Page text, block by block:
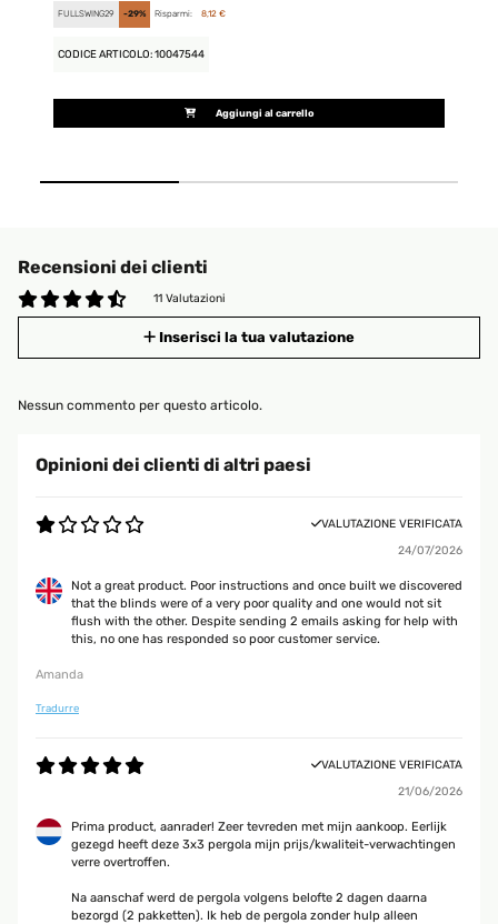
FULLSWING29 -29% Risparmi: 8,12 €
CODICE ARTICOLO: 10047544
Aggiungi al carrello
Recensioni dei clienti
11 Valutazioni
Inserisci la tua valutazione
Nessun commento per questo articolo.
Opinioni dei clienti di altri paesi
VALUTAZIONE VERIFICATA
24/07/2026
Not a great product. Poor instructions and once built we discovered
that the blinds were of a very poor quality and one would not sit
flush with the other. Despite sending 2 emails asking for help with
this, no one has responded so poor customer service.
Amanda
Tradurre
VALUTAZIONE VERIFICATA
21/06/2026
Prima product, aanrader! Zeer tevreden met mijn aankoop. Eerlijk
gezegd heeft deze 3x3 pergola mijn prijs/kwaliteit-verwachtingen
verre overtroffen.
Na aanschaf werd de pergola volgens belofte 2 dagen daarna
bezorgd (2 pakketten). Ik heb de pergola zonder hulp alleen